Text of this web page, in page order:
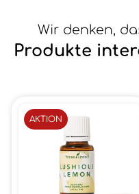
Wir denken,
Produkte
AKTION